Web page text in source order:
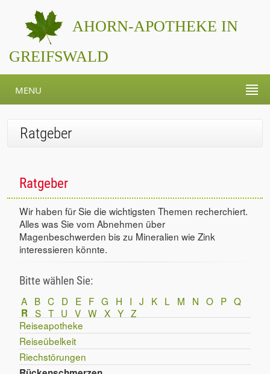
AHORN-APOTHEKE IN
GREIFSWALD
MENU
Ratgeber
Ratgeber
Wir haben für Sie die wichtigsten Themen recherchiert.
Alles was Sie vom Abnehmen über
Magenbeschwerden bis zu Mineralien wie Zink
interessieren könnte.
Bitte wählen Sie:
A B C D E F G H I J K L M N O P Q
R S T U V W X Y Z
Reiseapotheke
Reiseübelkeit
Riechstörungen